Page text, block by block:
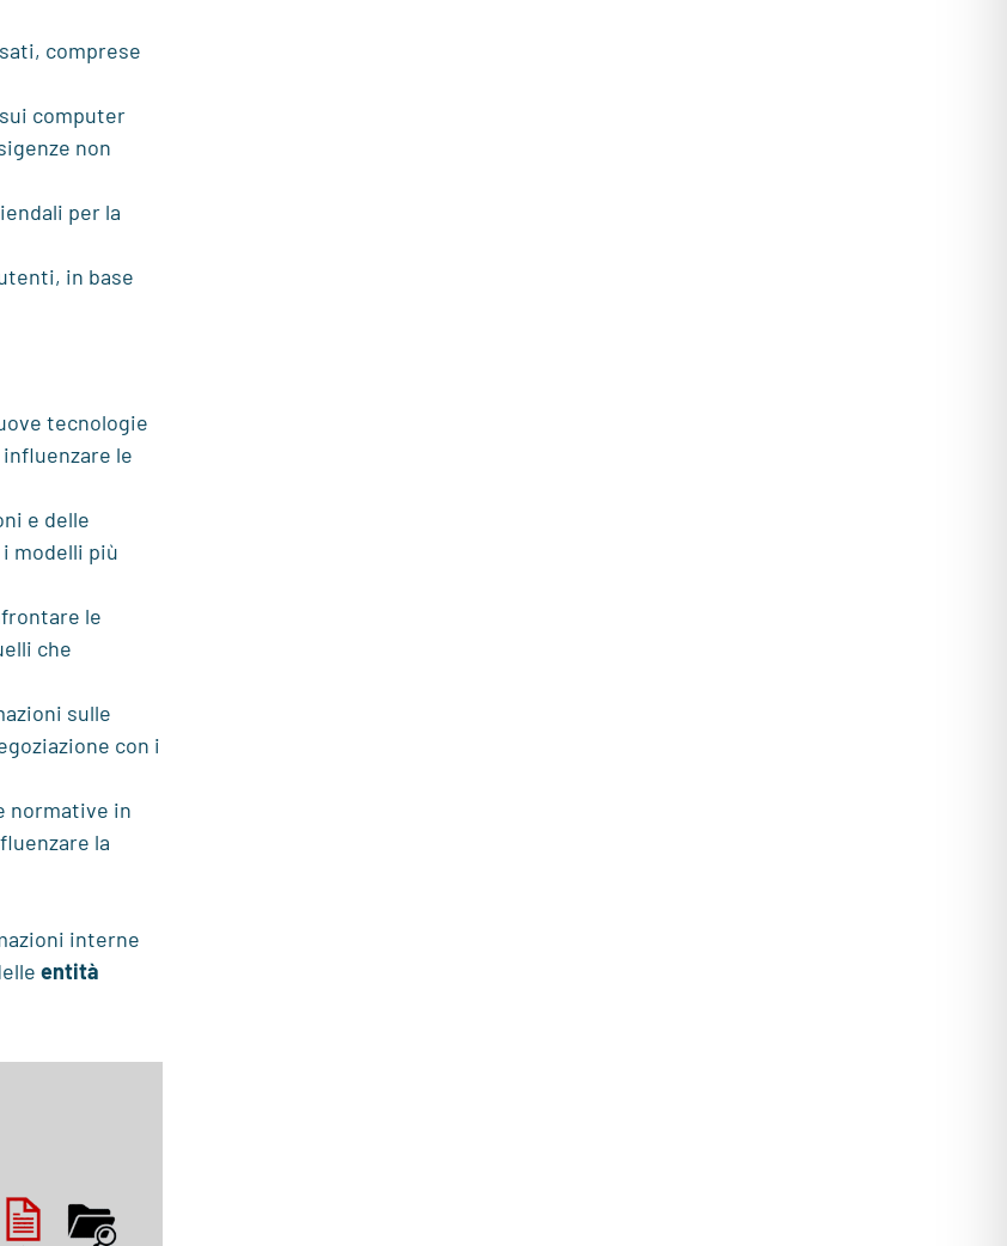
comprese
computer
non
per la
in base
tecnologie
le
e delle
modelli più
le
che
sulle
con i
normative in
la
interne
entità